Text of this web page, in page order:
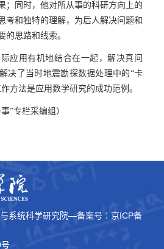
；同时，他对所从事的科研方向上的
考和独特的理解，为后人解决问题和
的思路和线索。
应用有机地结合在一起，解决真问
决了当时地震勘探数据处理中的“卡
方法是应用数学研究的成功范例。
专栏采编组）
系统科学研究院―备案号︰ 京ICP备